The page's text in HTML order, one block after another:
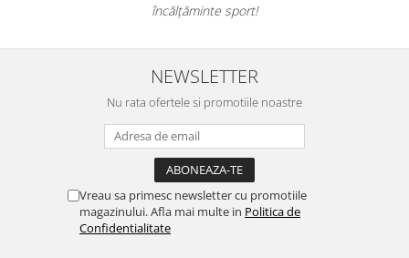
încălțăminte sport!
NEWSLETTER
Nu rata ofertele si promotiile noastre
Vreau sa primesc newsletter cu promotiile
magazinului. Afla mai multe in Politica de
Confidentialitate